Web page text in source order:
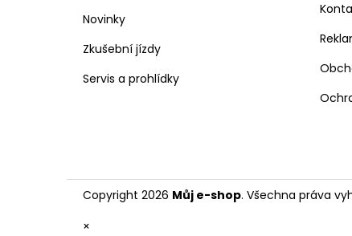
Novinky
Zkušební jízdy
Servis a prohlídky
Copyright 2026 Můj e-shop. Všechna práva
×